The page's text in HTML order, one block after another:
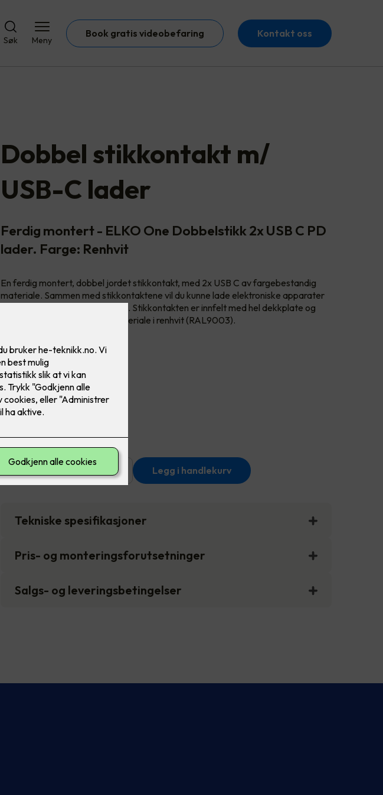
Søk Meny
Book gratis videobefaring Kontakt oss
Dobbel stikkontakt m/
USB-C lader
Ferdig montert - ELKO One Dobbelstikk 2x USB C PD
lader. Farge: Renhvit
En ferdig montert, dobbel jordet stikkontakt, med 2x USB C av fargebestandig
materiale. Sammen med stikkontaktene vil du kunne lade elektroniske apparater
opp til 25W i begge C-uttakene. Stikkontakten er innfelt med hel dekkplate og
barnevern i fargebestandigmateriale i renhvit (RAL9003).
Farge
+ Legg i handlekurv
Tekniske spesifikasjoner
Pris- og monteringsforutsetninger
Salgs- og leveringsbetingelser